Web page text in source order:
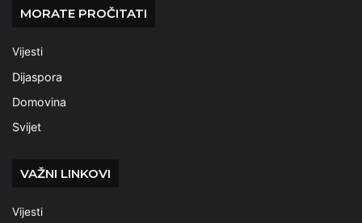
MORATE PROČITATI
Vijesti
Dijaspora
Domovina
Svijet
VAŽNI LINKOVI
Vijesti